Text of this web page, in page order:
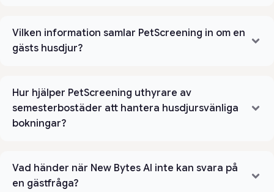
Vilken information samlar PetScreening in om en
gästs husdjur?
Hur hjälper PetScreening uthyrare av
semesterbostäder att hantera husdjursvänliga
bokningar?
Vad händer när New Bytes AI inte kan svara på
en gästfråga?